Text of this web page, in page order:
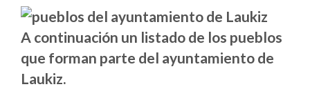
A continuación un listado de los pueblos
que forman parte del ayuntamiento de
Laukiz.